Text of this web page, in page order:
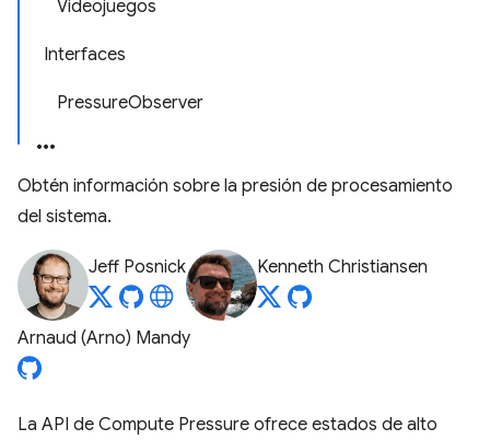
Videojuegos
Interfaces
PressureObserver
Obtén información sobre la presión de procesamiento
del sistema.
Jeff Posnick Kenneth Christiansen
Arnaud (Arno) Mandy
La API de Compute Pressure ofrece estados de alto